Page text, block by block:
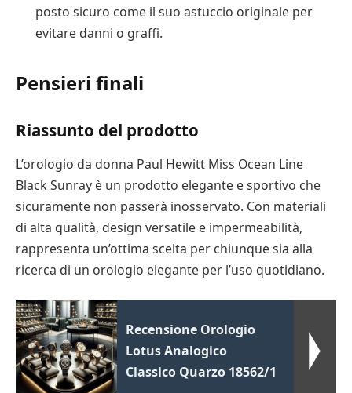
posto sicuro come il suo astuccio originale per
evitare danni o graffi.
Pensieri finali
Riassunto del prodotto
L’orologio da donna Paul Hewitt Miss Ocean Line
Black Sunray è un prodotto elegante e sportivo che
sicuramente non passerà inosservato. Con materiali
di alta qualità, design versatile e impermeabilità,
rappresenta un’ottima scelta per chiunque sia alla
ricerca di un orologio elegante per l’uso quotidiano.
Recensione Orologio
Lotus Analogico
Classico Quarzo 18562/1